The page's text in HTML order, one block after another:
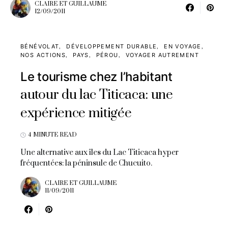
CLAIRE ET GUILLAUME
12/09/2011
BÉNÉVOLAT DÉVELOPPEMENT DURABLE
EN VOYAGE
NOS ACTIONS
PAYS PÉROU VOYAGER AUTREMENT
Le tourisme chez l’habitant
autour du lac Titicaca: une
expérience mitigée
4 MINUTE READ
Une alternative aux îles du Lac Titicaca hyper
fréquentées: la péninsule de Chucuito.
CLAIRE ET GUILLAUME
11/09/2011